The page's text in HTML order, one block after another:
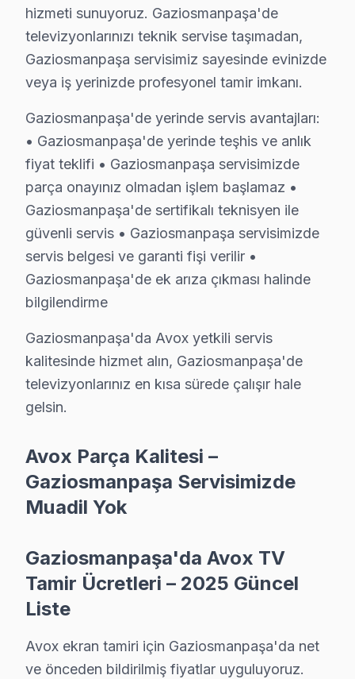
Gaziosmanpaşa'da Avox TV Tamir Ücretleri
Avox ekran tamiri için Gaziosmanpaşa'da net ve
2025 Gaziosmanpaşa Avox televizyon ünitesi servis
• Yazılım güncelleme ve hata giderme: ₺200 – ₺500
• T-Con kartı değişimi: ₺350 – ₺900
• Panel (ekran) değişimi: ₺1.500 – ₺8.000 (boyut ve
• Güç kartı (power board) tamiri: ₺400 – ₺1.200
• Kapasitör değişimi (anakart): ₺250 – ₺600
• Ses kartı/hoparlör tamiri: ₺300 – ₺700
• Anakart tamiri/değişimi: ₺500 – ₺1.800
Gaziosmanpaşa'de ödeme kolaylığı:
• Nakit, kredi kartı, taksit
• Fatura kesilir (KDV dahil)
• Ön ödeme istenmez
Gaziosmanpaşa'da Avox servis fiyatı için randevu
Avox Onarım Garantisi – Gaziosmanpaşa
Avox TV Servis Garanti Belgesi – Yazılı ve İmzalı Güvence
Gaziosmanpaşa'de Avox servis hizmetlerimizde
• Gaziosmanpaşa'de işçilik garantisi: 2 yıl
• Gaziosmanpaşa servisimizde yedek parça garantisi:
• Gaziosmanpaşa'de aynı arızanın tekrarında
• Gaziosmanpaşa servisimizde garanti belgesi ve
Gaziosmanpaşa'de garanti dışı durumlar: Kullanıcı
hizmeti sunuyoruz. Gaziosmanpaşa'de
televizyonlarınızı teknik servise taşımadan,
Gaziosmanpaşa servisimiz sayesinde evinizde
veya iş yerinizde profesyonel tamir imkanı.
Gaziosmanpaşa'de yerinde servis avantajları:
• Gaziosmanpaşa'de yerinde teşhis ve anlık
fiyat teklifi • Gaziosmanpaşa servisimizde
parça onayınız olmadan işlem başlamaz •
Gaziosmanpaşa'de sertifikalı teknisyen ile
güvenli servis • Gaziosmanpaşa servisimizde
servis belgesi ve garanti fişi verilir •
Gaziosmanpaşa'de ek arıza çıkması halinde
bilgilendirme
Gaziosmanpaşa'da Avox yetkili servis
kalitesinde hizmet alın, Gaziosmanpaşa'de
televizyonlarınız en kısa sürede çalışır hale
gelsin.
Avox Parça Kalitesi –
Gaziosmanpaşa Servisimizde
Muadil Yok
Gaziosmanpaşa'da Avox TV
Tamir Ücretleri – 2025 Güncel
Liste
Avox ekran tamiri için Gaziosmanpaşa'da net
ve önceden bildirilmiş fiyatlar uyguluyoruz.